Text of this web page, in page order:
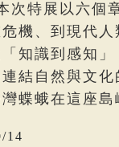
特展以六個
機、到現代
知識到感知
結自然與文
蝶蛾在這座島
14